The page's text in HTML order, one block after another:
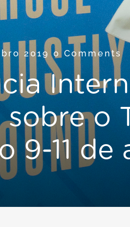
20190 Comments
sobre o
9-11 de